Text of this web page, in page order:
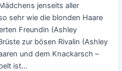
jenseits aller
sehr wie die blonden Haare
Freundin (Ashley
zur bösen Rivalin (Ashley
und dem Knackarsch –
ist…